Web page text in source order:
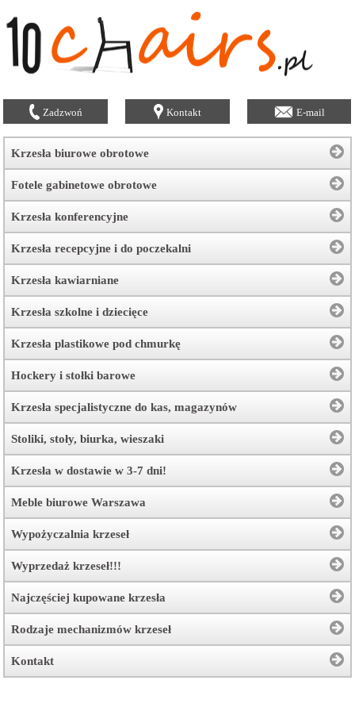
Zadzwoń Kontakt E-mail
Krzesła biurowe obrotowe
Fotele gabinetowe obrotowe
Krzesła konferencyjne
Krzesła recepcyjne i do poczekalni
Krzesła kawiarniane
Krzesła szkolne i dziecięce
Krzesła plastikowe pod chmurkę
Hockery i stołki barowe
Krzesła specjalistyczne do kas, magazynów
Stoliki, stoły, biurka, wieszaki
Krzesła w dostawie w 3-7 dni!
Meble biurowe Warszawa
Wypożyczalnia krzeseł
Wyprzedaż krzeseł!!!
Najczęściej kupowane krzesła
Rodzaje mechanizmów krzeseł
Kontakt